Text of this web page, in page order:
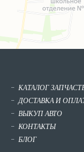
КАТАЛОГ
ДОСТАВКА И
ВЫКУП АВТО
КОНТАКТЫ
БЛОГ